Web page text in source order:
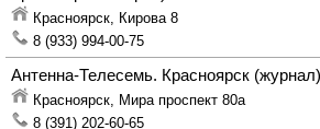
Красноярск, Кирова 8
8 (933) 994-00-75
Антенна-Телесемь. Красноярск (журнал)
Красноярск, Мира проспект 80а
8 (391) 202-60-65